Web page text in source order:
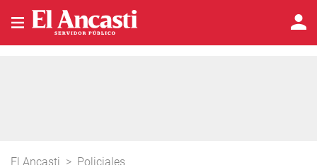
El Ancasti > Policiales